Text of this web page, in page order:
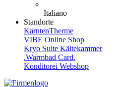
Italiano
Standorte
KärntenTherme
VIBE Online Shop
Kryo Suite Kältekammer
.Warmbad Card.
Konditorei Webshop